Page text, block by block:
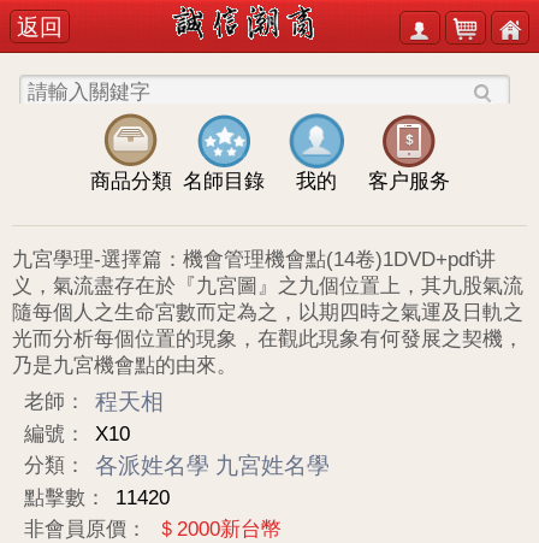
返回
商品分類 名師目錄 我的 客户服务
九宮學理-選擇篇：機會管理機會點(14卷)1DVD+pdf讲
义，氣流盡存在於『九宮圖』之九個位置上，其九股氣流
隨每個人之生命宮數而定為之，以期四時之氣運及日軌之
光而分析每個位置的現象，在觀此現象有何發展之契機，
乃是九宮機會點的由來。
老師：
程天相
編號：
X10
分類：
各派姓名學 九宮姓名學
點擊數：
11420
非會員原價：
＄2000新台幣